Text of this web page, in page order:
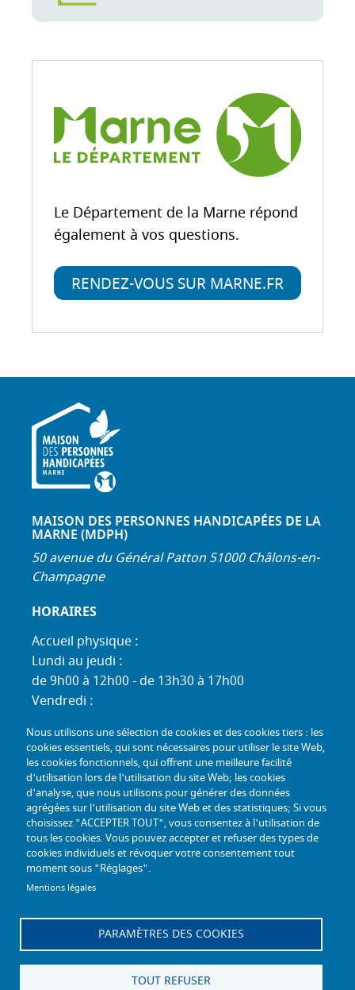
Le Département de la Marne répond
également à vos questions.
RENDEZ-VOUS SUR MARNE.FR
MAISON DES PERSONNES HANDICAPÉES DE LA
MARNE (MDPH)
50 avenue du Général Patton 51000 Châlons-en-
Champagne
HORAIRES
Accueil physique :
Lundi au jeudi :
de 9h00 à 12h00 - de 13h30 à 17h00
Vendredi :
Standard téléphonique :
Lundi au jeudi :
de 9h00 à 12h30 - de 13h30 à 17h00
Vendredi :
de 9h00 à 12h30 - de 13h30 à 16h30
TÉL :+33 (0) 3 26 26 06 06
COURRIEL : accueil@mdph51.fr
Nous utilisons une sélection de cookies et des cookies tiers : les
cookies essentiels, qui sont nécessaires pour utiliser le site Web,
les cookies fonctionnels, qui offrent une meilleure facilité
d'utilisation lors de l'utilisation du site Web; les cookies
d'analyse, que nous utilisons pour générer des données
agrégées sur l'utilisation du site Web et des statistiques; Si vous
choisissez "ACCEPTER TOUT", vous consentez à l'utilisation de
tous les cookies. Vous pouvez accepter et refuser des types de
cookies individuels et révoquer votre consentement tout
moment sous "Réglages".
Mentions légales
PARAMÈTRES DES COOKIES
TOUT REFUSER
Offres d'emploi
Accessibilité - Conformité partielle
Gestion des cookies